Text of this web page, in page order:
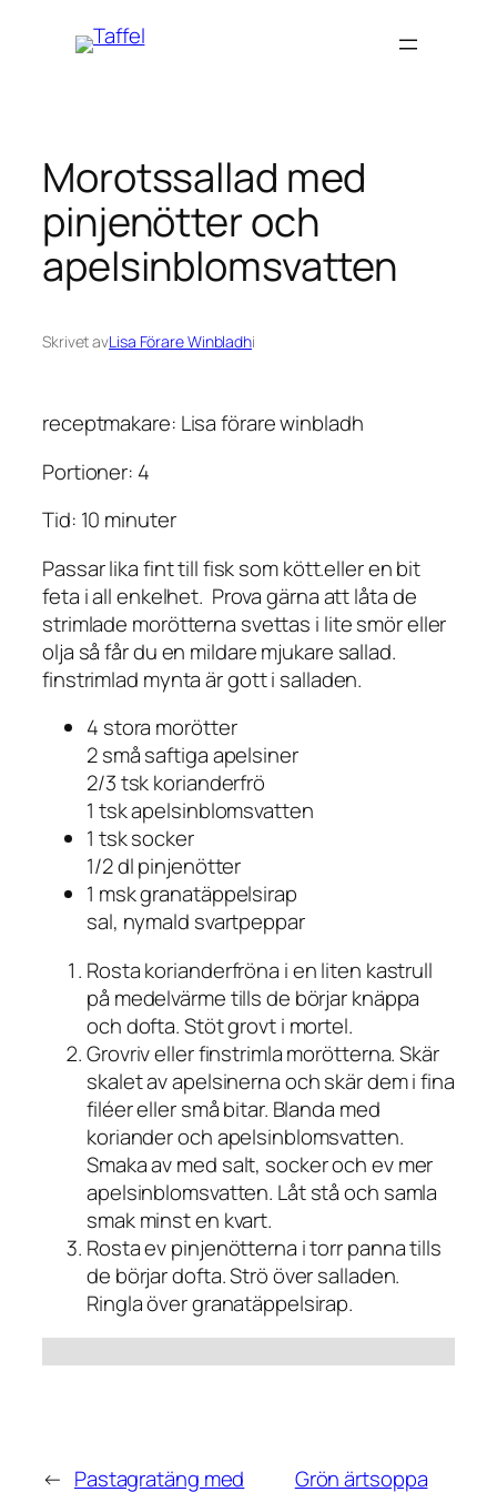
Morotssallad med
pinjenötter och
apelsinblomsvatten
Skrivet avLisa Förare Winbladhi
receptmakare: Lisa förare winbladh
Portioner: 4
Tid: 10 minuter
Passar lika fint till fisk som kött.eller en bit
feta i all enkelhet. Prova gärna att låta de
strimlade morötterna svettas i lite smör eller
olja så får du en mildare mjukare sallad.
finstrimlad mynta är gott i salladen.
4 stora morötter
2 små saftiga apelsiner
2/3 tsk korianderfrö
1 tsk apelsinblomsvatten
1 tsk socker
1/2 dl pinjenötter
1 msk granatäppelsirap
sal, nymald svartpeppar
Rosta korianderfröna i en liten kastrull
på medelvärme tills de börjar knäppa
och dofta. Stöt grovt i mortel.
Grovriv eller finstrimla morötterna. Skär
skalet av apelsinerna och skär dem i fina
filéer eller små bitar. Blanda med
koriander och apelsinblomsvatten.
Smaka av med salt, socker och ev mer
apelsinblomsvatten. Låt stå och samla
smak minst en kvart.
Rosta ev pinjenötterna i torr panna tills
de börjar dofta. Strö över salladen.
Ringla över granatäppelsirap.
← Pastagratäng med Grön ärtsoppa